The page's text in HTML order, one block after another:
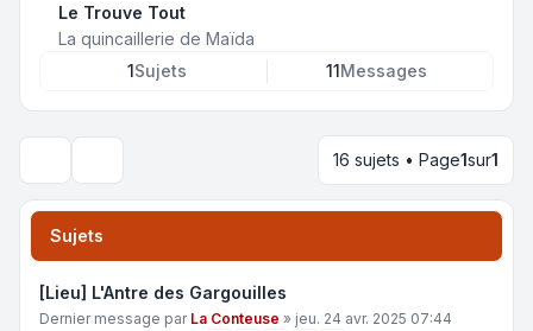
Le Trouve Tout
La quincaillerie de Maïda
1Sujets 11Messages
16 sujets • Page1sur1
Sujets
[Lieu] L'Antre des Gargouilles
Dernier message par La Conteuse » jeu. 24 avr. 2025 07:44